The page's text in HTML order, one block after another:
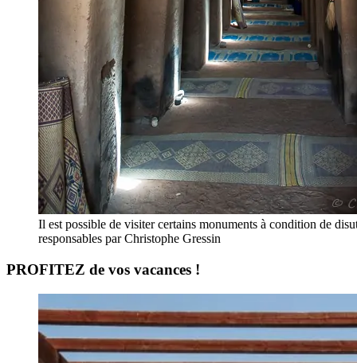
Il est possible de visiter certains monuments à condition de
responsables par Christophe Gressin
PROFITEZ de vos vacances !